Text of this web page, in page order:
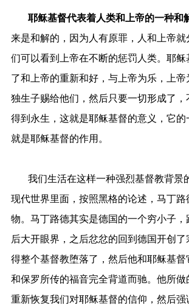
耶稣基督代表着人类和上帝的一种和
来是和解的，因为人有原罪，人和上帝
们可以看到上帝在不断的惩罚人类。耶稣
了和上帝的重新和好，与上帝为乐，上帝
独生子赐给他们，然后只要一切形成了
得到永生，这就是耶稣基督的意义，它
就是耶稣基督的作用。
我们生活在这样一种强烈基督教背景
现代世界里面，按照黑格的论述，马丁路
物。马丁路德其实是德国的一个穷小子，
后大开眼界，之后忿忿的回到德国开创
得整个基督教堕落了，然后他和耶稣基
和保罗所传的福音完全背道而驰。他所做
重新恢复我们对耶稣基督的信仰，然后强